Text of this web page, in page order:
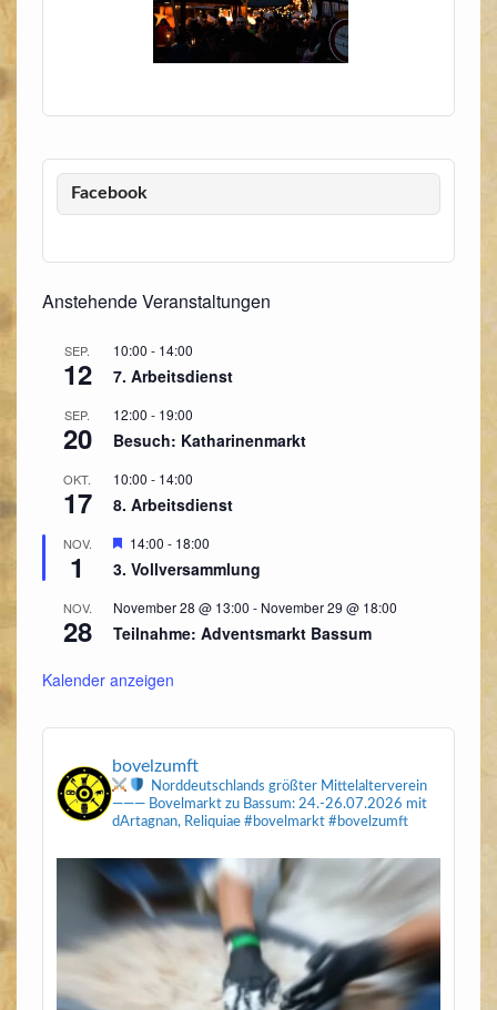
Facebook
Anstehende Veranstaltungen
SEP.
12
10:00 - 14:00
7. Arbeitsdienst
SEP.
20
12:00 - 19:00
Besuch: Katharinenmarkt
OKT.
17
10:00 - 14:00
8. Arbeitsdienst
NOV.
1
Hervorgehoben
14:00 - 18:00
3. Vollversammlung
NOV.
28
November 28 @ 13:00 - November 29 @ 18:00
Teilnahme: Adventsmarkt Bassum
Kalender anzeigen
bovelzumft
Norddeutschlands größter Mittelalterverein
——— Bovelmarkt zu Bassum: 24.-26.07.2026 mit
dArtagnan, Reliquiae#bovelmarkt #bovelzumft